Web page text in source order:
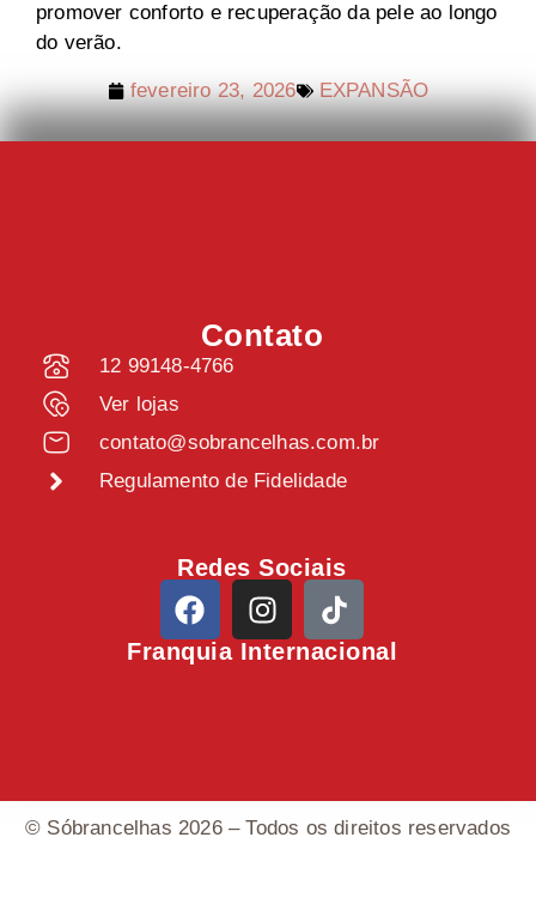
promover conforto e recuperação da pele ao longo
do verão.
fevereiro 23, 2026 EXPANSÃO
Contato
12 99148-4766
Ver lojas
contato@sobrancelhas.com.br
Regulamento de Fidelidade
Redes Sociais
Franquia Internacional
© Sóbrancelhas 2026 – Todos os direitos reservados